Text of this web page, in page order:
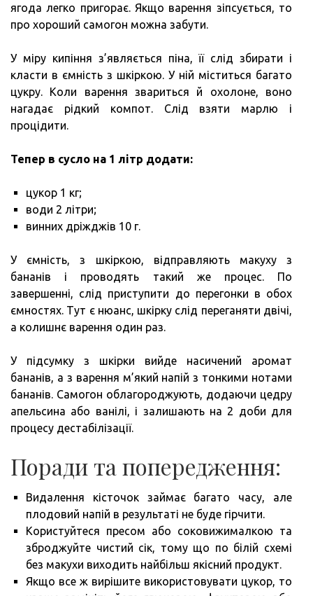
ягода легко пригорає. Якщо варення зіпсується, то
про хороший самогон можна забути.
У міру кипіння з’являється піна, її слід збирати і
класти в ємність з шкіркою. У ній міститься багато
цукру. Коли варення звариться й охолоне, воно
нагадає рідкий компот. Слід взяти марлю і
процідити.
Тепер в сусло на 1 літр додати:
цукор 1 кг;
води 2 літри;
винних дріжджів 10 г.
У ємність, з шкіркою, відправляють макуху з
бананів і проводять такий же процес. По
завершенні, слід приступити до перегонки в обох
ємностях. Тут є нюанс, шкірку слід переганяти двічі,
а колишнє варення один раз.
У підсумку з шкірки вийде насичений аромат
бананів, а з варення м’який напій з тонкими нотами
бананів. Самогон облагороджують, додаючи цедру
апельсина або ванілі, і залишають на 2 доби для
процесу дестабілізації.
Поради та попередження:
Видалення кісточок займає багато часу, але
плодовий напій в результаті не буде гірчити.
Користуйтеся пресом або соковижималкою та
зброджуйте чистий сік, тому що по білій схемі
без макухи виходить найбільш якісний продукт.
Якщо все ж вирішите використовувати цукор, то